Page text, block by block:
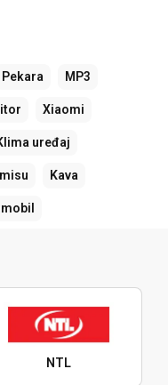
Pekara MP3
Xiaomi
uređaj
Kava
NTL